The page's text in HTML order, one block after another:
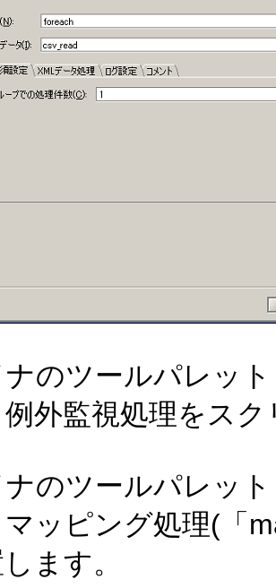
のツールパレッ
外監視処理をス
のツールパレッ
ッピング処理(「
ます。